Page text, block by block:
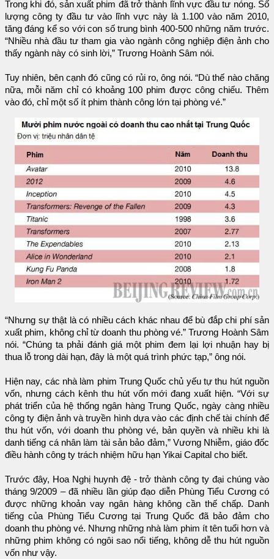
Trong khi đó, sản xuất phim đã trở thành lĩnh vực đầu tư nóng. Số
lượng công ty đầu tư vào lĩnh vực này là 1.100 vào năm 2010,
tăng đáng kể so với con số trung bình 400-500 những năm trước.
“Nhiều nhà đầu tư tham gia vào ngành công nghiệp điện ảnh cho
thấy ngành này có sinh lời,” Trương Hoành Sâm nói.
Tuy nhiên, bên cạnh đó cũng có rủi ro, ông nói. “Dù thế nào chăng
nữa, mỗi năm chỉ có khoảng 100 phim được công chiếu. Thêm
vào đó, chỉ một số ít phim thành công lớn tại phòng vé.”
“Nhưng sự thật là có nhiều cách khác nhau để bù đắp chi phí sản
xuất phim, không chỉ từ doanh thu phòng vé.” Trương Hoành Sâm
nói. “Chúng ta phải đánh giá một phim đem lại lợi nhuận hay bị
thua lỗ trong dài hạn, đây là một quá trình phức tạp,” ông nói.
Hiện nay, các nhà làm phim Trung Quốc chủ yếu tự thu hút nguồn
vốn, nhưng cách kênh thu hút vốn mới đang xuất hiện. “Với sự
phát triển của hệ thống ngân hàng Trung Quốc, ngày càng nhiều
công ty điện ảnh và truyền hình dựa vào các định chế tài chính để
thu hút vốn, với doanh thu phòng vé, bản quyền và nhiều khi là
danh tiếng cá nhân làm tài sản bảo đảm,” Vương Nhiễm, giáo đốc
điều hành công ty trách nhiệm hữu hạn Yikai Capital cho biết.
Trước đây, Hoa Nghị huynh đệ - trở thành công ty đại chúng vào
tháng 9/2009 – đã nhiều lần giúp đạo diễn Phùng Tiểu Cương có
được những khoản vay ngân hàng không cần thế chấp. Danh
tiếng của Phùng Tiểu Cương tại Trung Quốc đã bảo đảm cho
doanh thu phòng vé. Nhưng những nhà làm phim ít tên tuổi hơn và
những phim không có ngôi sao nổi tiếng, không dễ thu hút nguồn
vốn như vậy.